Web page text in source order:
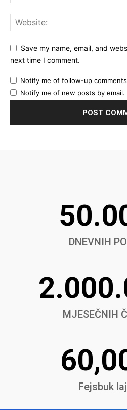
Save my name, email, and
next time I comment.
Notify me of follow-up
Notify me of new posts by email.
DNEVNIH
MJESEČNIH
Fejsbuk